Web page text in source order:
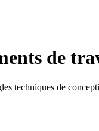
de
techniques de